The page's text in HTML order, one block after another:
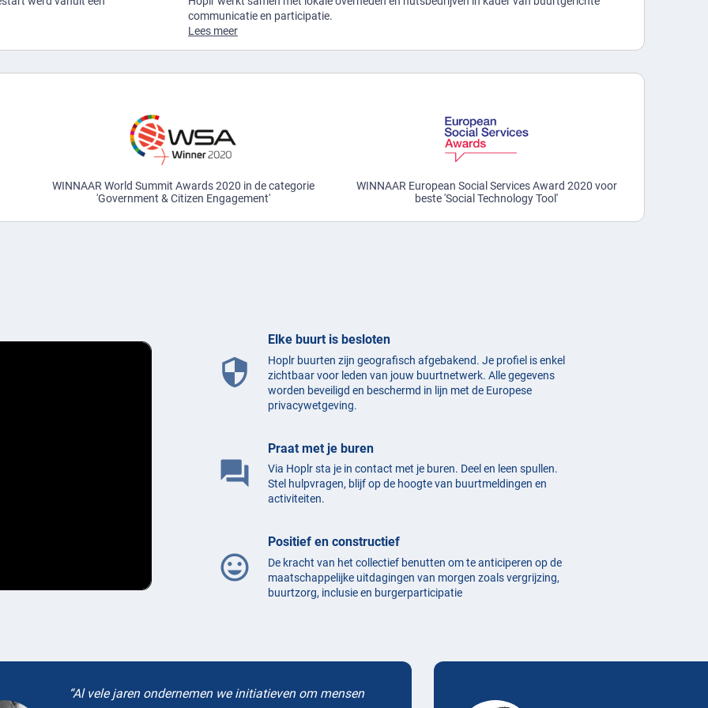
communicatie en participatie.
Lees meer
WINNAAR World Summit Awards 2020 in de categorie
'Government & Citizen Engagement'
WINNAAR European Social Services Award 2020 voor
beste 'Social Technology Tool'
security
Elke buurt is besloten
Hoplr buurten zijn geografisch afgebakend. Je profiel is enkel
zichtbaar voor leden van jouw buurtnetwerk. Alle gegevens
worden beveiligd en beschermd in lijn met de Europese
privacywetgeving.
question_answer
Praat met je buren
Via Hoplr sta je in contact met je buren. Deel en leen spullen.
Stel hulpvragen, blijf op de hoogte van buurtmeldingen en
activiteiten.
mood
Positief en constructief
De kracht van het collectief benutten om te anticiperen op de
maatschappelijke uitdagingen van morgen zoals vergrijzing,
buurtzorg, inclusie en burgerparticipatie
Al vele jaren ondernemen we initiatieven om mensen